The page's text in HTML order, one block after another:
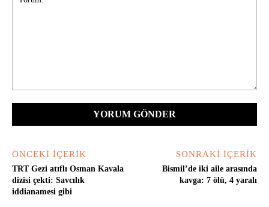
ÖNCEKI İÇERIK
TRT Gezi atıflı Osman Kavala
dizisi çekti: Savcılık
iddianamesi gibi
SONRAKI İÇERIK
Bismil’de iki aile arasında
kavga: 7 ölü, 4 yaralı